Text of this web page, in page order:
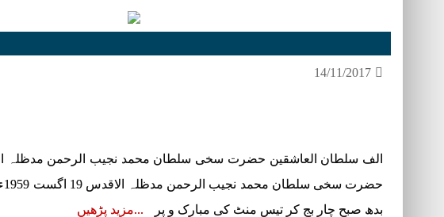
14/11/2017
الف سلطان العاشقین حضرت سخی سلطان محمد نجیب الرحمن مدظلہ
بدھ صبح چار بج کر تیس منٹ کی مبارک و پر
مزید پڑھیں